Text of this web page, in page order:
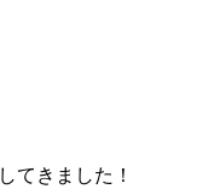
てきました！